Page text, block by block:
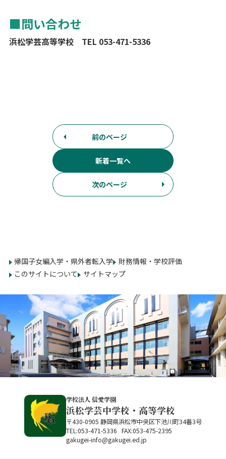
■問い合わせ
浜松学芸高等学校 TEL 053-471-5336
前のページ
新着一覧へ
次のページ
帰国子女編入学・県外者転入学
財務情報・学校評価
このサイトについて
サイトマップ
学校法人 信愛学園
浜松学芸中学校・高等学校
〒430-0905 静岡県浜松市中央区下池川町34番3号
TEL:053-471-5336 FAX:053-475-2395
gakugei-info@gakugei.ed.jp